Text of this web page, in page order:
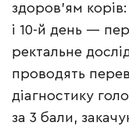
здоров’ям
і 10-й день —
ректальне
проводять
діагностику
за 3 бали,